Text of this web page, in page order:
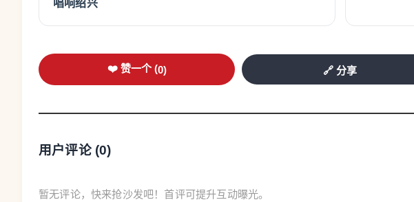
带动夏日消费，夜宵店订单翻倍
已陆续上架小龙虾菜品，蒜蓉、十三香、油焖等经典口味一应俱全
斤，现在能买四五斤，顾客点单更爽快了。”龙霞路一夜宵店主告
夜宵生意翻番。
当前正值“吴越杯”赛事正酣，且世界杯脚步临近，不少商户增加
唱响绍兴
❤️ 赞一个 (0) 🔗 分享
用户评论 (0)
暂无评论，快来抢沙发吧！首评可提升互动曝光。